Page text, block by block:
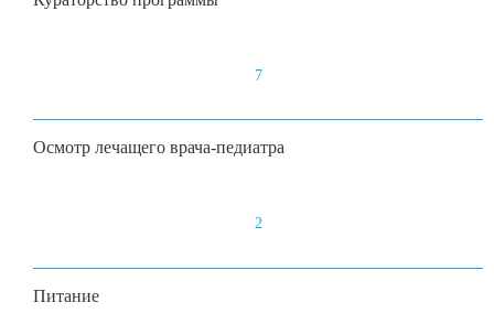
7
Осмотр лечащего врача-педиатра
2
Питание